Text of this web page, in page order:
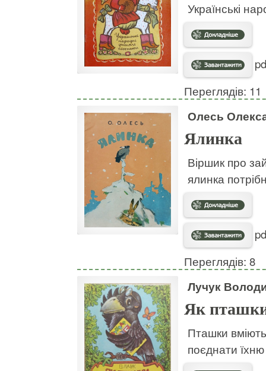
Українські
Переглядів: 11
Олесь
Ялинка
Віршик про
ялинка
Переглядів: 8
Лучук
Як
Пташки
поєднати